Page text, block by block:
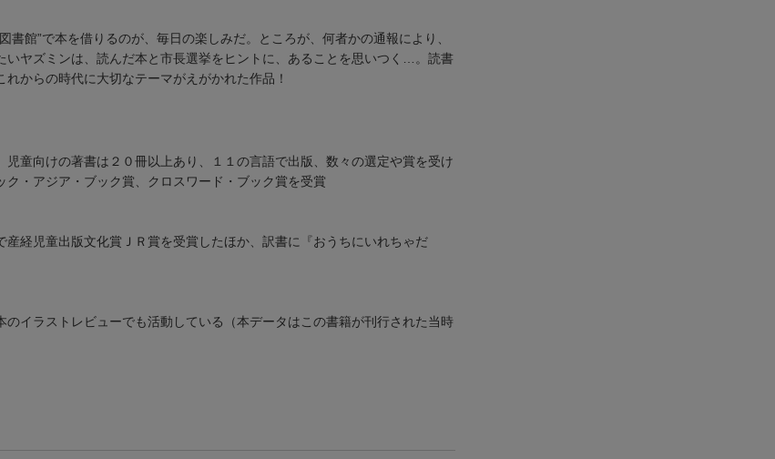
館”で本を借りるのが、毎日の楽しみだ。ところが、何者かの通報により、
ヤズミンは、読んだ本と市長選挙をヒントに、あることを思いつく…。読書
からの時代に大切なテーマがえがかれた作品！
童向けの著書は２０冊以上あり、１１の言語で出版、数々の選定や賞を受け
アジア・ブック賞、クロスワード・ブック賞を受賞
経児童出版文化賞ＪＲ賞を受賞したほか、訳書に『おうちにいれちゃだ
イラストレビューでも活動している（本データはこの書籍が刊行された当時